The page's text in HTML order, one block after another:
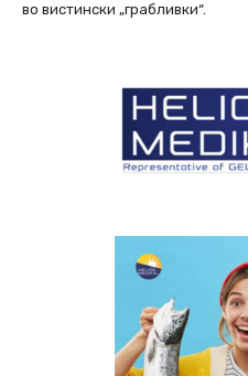
во вистински „грабливки“.